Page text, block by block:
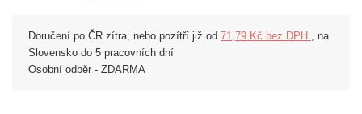
Doručení po ČR zítra, nebo pozítří již od 71,79 Kč bez DPH , na
Slovensko do 5 pracovních dní
Osobní odběr - ZDARMA